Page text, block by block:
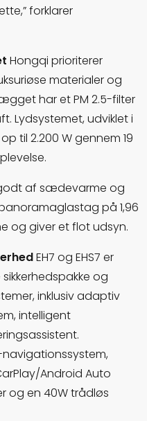
forklarer
Hongqi prioriterer
materialer og
har et PM 2.5-filter
Lydsystemet, udviklet i
til 2.200 W gennem 19
af sædevarme og
på 1,96
og giver et flot udsyn.
EH7 og EHS7 er
og
inklusiv adaptiv
intelligent
Android Auto
og en 40W trådløs